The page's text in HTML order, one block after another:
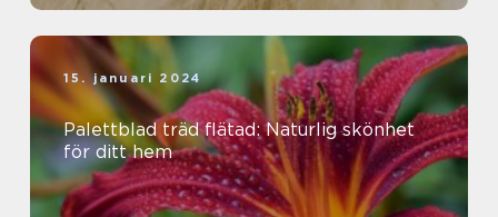
15. januari 2024
Palettblad träd flätad: Naturlig skönhet
för ditt hem